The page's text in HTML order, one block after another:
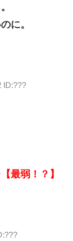
に。
ID:???
最弱！？】